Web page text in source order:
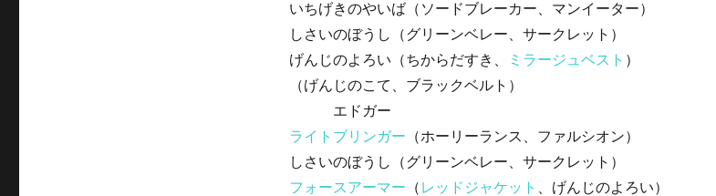
いちげきのやいば（ソードブレーカー、マンイーター）
しさいのぼうし（グリーンベレー、サークレット）
げんじのよろい（ちからだすき、
ミラージュベスト ）
（げんじのこて、ブラックベルト）
エドガー
ライトブリンガー （ホーリーランス、ファルシオン）
しさいのぼうし（グリーンベレー、サークレット）
フォースアーマー （ レッドジャケット
、げんじのよろい）